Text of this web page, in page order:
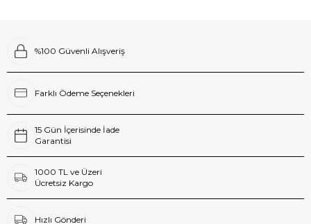
%100 Güvenli Alışveriş
Farklı Ödeme Seçenekleri
15 Gün İçerisinde İade
Garantisi
1000 TL ve Üzeri
Ücretsiz Kargo
Hızlı Gönderi